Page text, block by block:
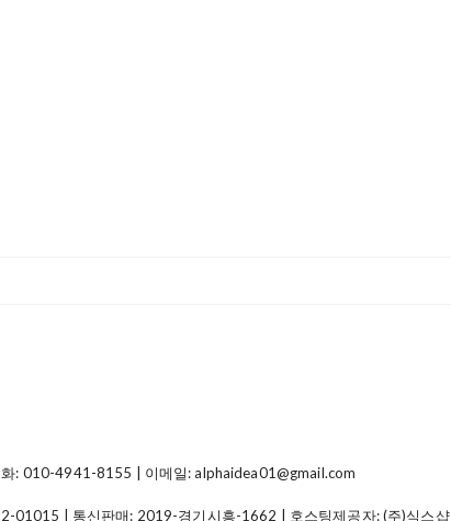
: 010-4941-8155 | 이메일: alphaidea01@gmail.com
01015 | 통신판매: 2019-경기시흥-1662 | 호스팅제공자: (주)식스샵